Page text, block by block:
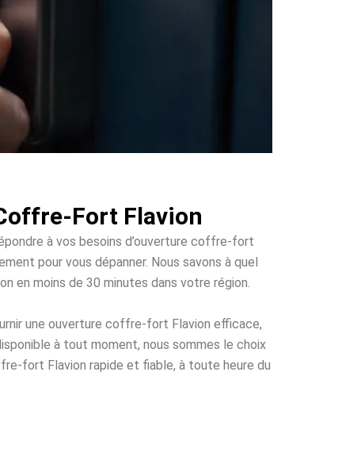
Fort Flavion
à vos besoins d’ouverture coffre-fort
pour vous dépanner. Nous savons à quel
en moins de 30 minutes dans votre région.
une ouverture coffre-fort Flavion efficace,
à tout moment, nous sommes le choix
fort Flavion rapide et fiable, à toute heure du